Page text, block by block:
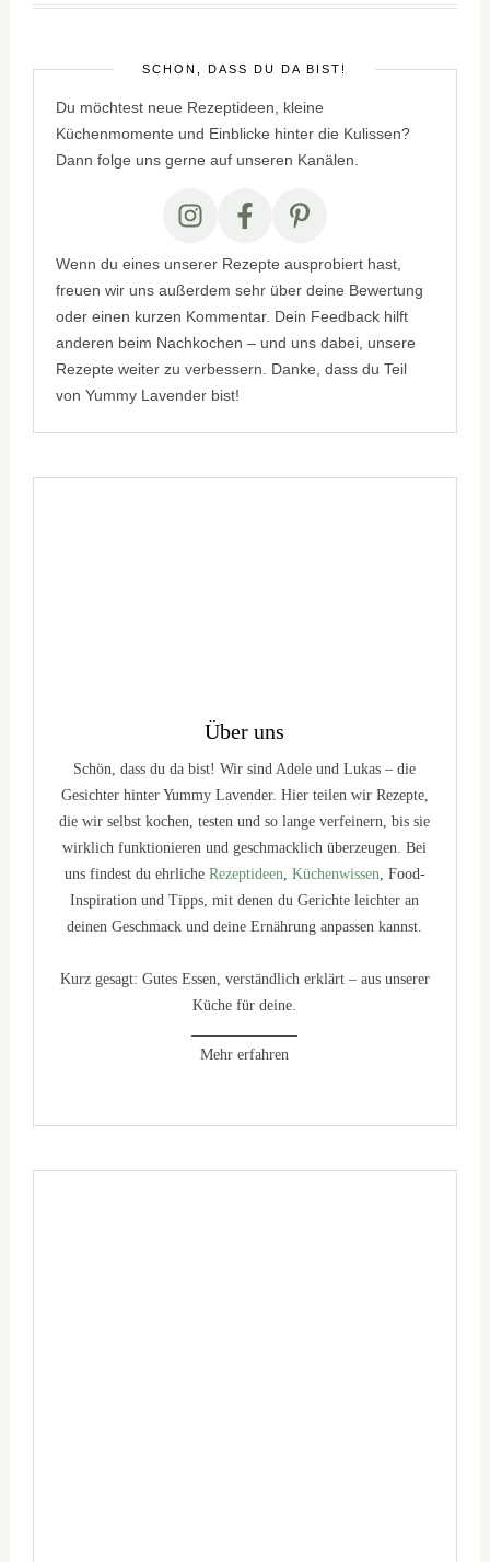
SCHÖN, DASS DU DA BIST!
Du möchtest neue Rezeptideen, kleine
Küchenmomente und Einblicke hinter die Kulissen?
Dann folge uns gerne auf unseren Kanälen.
Wenn du eines unserer Rezepte ausprobiert hast,
freuen wir uns außerdem sehr über deine Bewertung
oder einen kurzen Kommentar. Dein Feedback hilft
anderen beim Nachkochen – und uns dabei, unsere
Rezepte weiter zu verbessern. Danke, dass du Teil
von Yummy Lavender bist!
Über uns
Schön, dass du da bist! Wir sind Adele und Lukas – die
Gesichter hinter Yummy Lavender. Hier teilen wir Rezepte,
die wir selbst kochen, testen und so lange verfeinern, bis sie
wirklich funktionieren und geschmacklich überzeugen. Bei
uns findest du ehrliche Rezeptideen, Küchenwissen, Food-
Inspiration und Tipps, mit denen du Gerichte leichter an
deinen Geschmack und deine Ernährung anpassen kannst.
Kurz gesagt: Gutes Essen, verständlich erklärt – aus unserer
Küche für deine.
Mehr erfahren